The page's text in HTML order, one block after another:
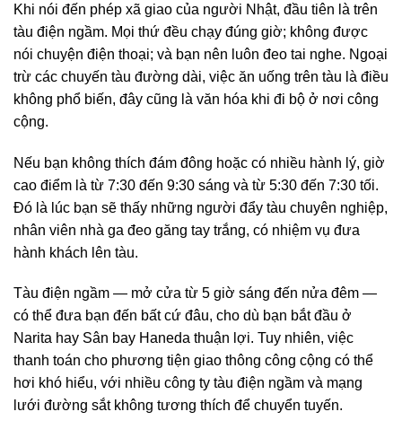
Khi nói đến phép xã giao của người Nhật, đầu tiên là trên
tàu điện ngầm. Mọi thứ đều chạy đúng giờ; không được
nói chuyện điện thoại; và bạn nên luôn đeo tai nghe. Ngoại
trừ các chuyến tàu đường dài, việc ăn uống trên tàu là điều
không phổ biến, đây cũng là văn hóa khi đi bộ ở nơi công
cộng.
Nếu bạn không thích đám đông hoặc có nhiều hành lý, giờ
cao điểm là từ 7:30 đến 9:30 sáng và từ 5:30 đến 7:30 tối.
Đó là lúc bạn sẽ thấy những người đẩy tàu chuyên nghiệp,
nhân viên nhà ga đeo găng tay trắng, có nhiệm vụ đưa
hành khách lên tàu.
Tàu điện ngầm — mở cửa từ 5 giờ sáng đến nửa đêm —
có thể đưa bạn đến bất cứ đâu, cho dù bạn bắt đầu ở
Narita hay Sân bay Haneda thuận lợi. Tuy nhiên, việc
thanh toán cho phương tiện giao thông công cộng có thể
hơi khó hiểu, với nhiều công ty tàu điện ngầm và mạng
lưới đường sắt không tương thích để chuyển tuyến.